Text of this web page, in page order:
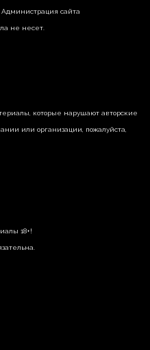
сайта
не несет.
которые нарушают авторские
или организации, пожалуйста,
18+!